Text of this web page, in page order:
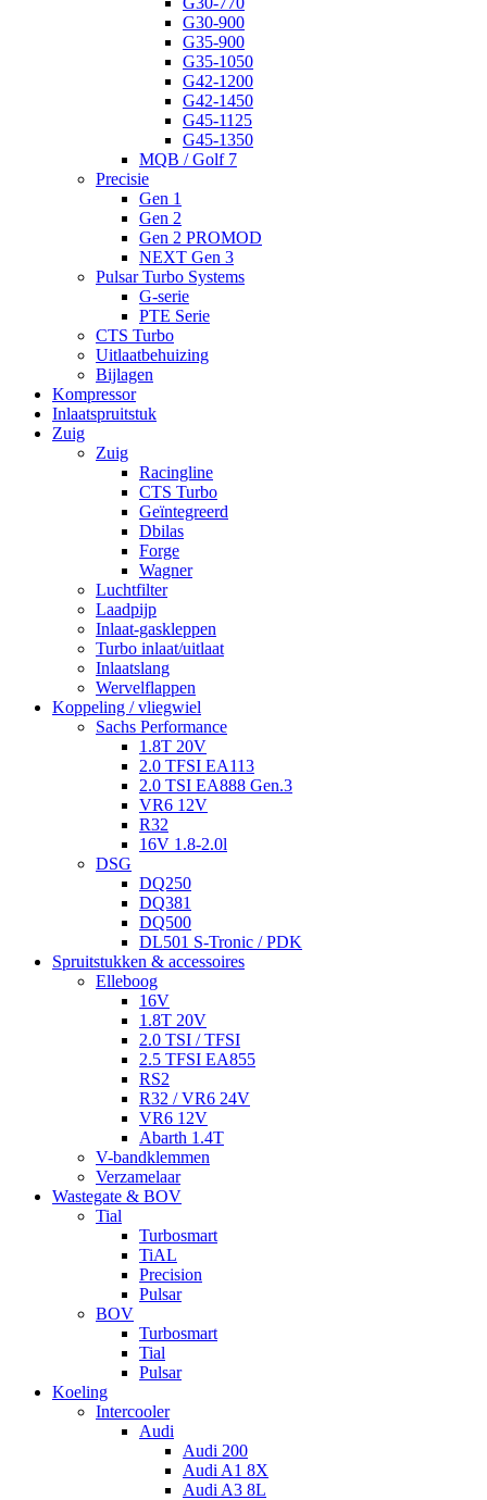
G30-900
G35-900
G35-1050
G42-1200
G42-1450
G45-1125
G45-1350
MQB / Golf 7
Precisie
Gen 1
Gen 2
Gen 2 PROMOD
NEXT Gen 3
Pulsar Turbo Systems
G-serie
PTE Serie
CTS Turbo
Uitlaatbehuizing
Bijlagen
Kompressor
Inlaatspruitstuk
Zuig
Zuig
Racingline
CTS Turbo
Geïntegreerd
Dbilas
Forge
Wagner
Luchtfilter
Laadpijp
Inlaat-gaskleppen
Turbo inlaat/uitlaat
Inlaatslang
Wervelflappen
Koppeling / vliegwiel
Sachs Performance
1.8T 20V
2.0 TFSI EA113
2.0 TSI EA888 Gen.3
VR6 12V
R32
16V 1.8-2.0l
DSG
DQ250
DQ381
DQ500
DL501 S-Tronic / PDK
Spruitstukken & accessoires
Elleboog
16V
1.8T 20V
2.0 TSI / TFSI
2.5 TFSI EA855
RS2
R32 / VR6 24V
VR6 12V
Abarth 1.4T
V-bandklemmen
Verzamelaar
Wastegate & BOV
Tial
Turbosmart
TiAL
Precision
Pulsar
BOV
Turbosmart
Tial
Pulsar
Koeling
Intercooler
Audi
Audi 200
Audi A1 8X
Audi A3 8L